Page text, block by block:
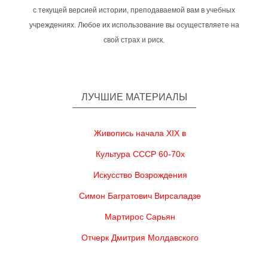
с текущей версией истории, преподаваемой вам в учебных
учреждениях. Любое их использование вы осуществляете на
свой страх и риск.
ЛУЧШИЕ МАТЕРИАЛЫ
Живопись начала XIX в
Культура СССР 60-70х
Искусство Возрождения
Симон Багратович Вирсаладзе
Мартирос Сарьян
Отчерк Дмитрия Молдавского